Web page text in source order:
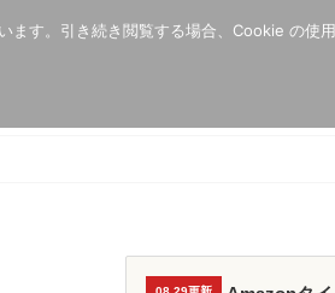
す。引き続き閲覧する場合、Cookie の使